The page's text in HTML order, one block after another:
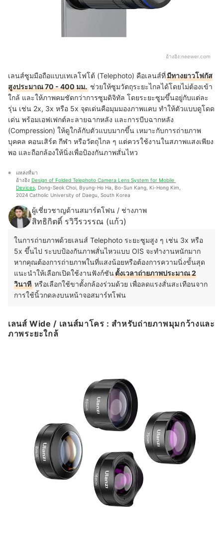
อ้างอิง:neewer.com
เลนส์ซูมมือถือแบบเทเลโฟโต้ (Telephoto) คือเลนส์ที่มีทางยาวโฟกัส
สูงประมาณ 70 - 400 มม. ช่วยให้ซูมวัตถุระยะไกลได้โดยไม่ต้องเข้า
ใกล้ และให้ภาพคมชัดกว่าการซูมดิจิทัล โดยระยะซูมขึ้นอยู่กับแต่ละ
รุ่น เช่น 2x, 3x หรือ 5x จุดเด่นคือมุมมองภาพแคบ ทำให้ตัวแบบดูโดด
เด่น พร้อมเอฟเฟกต์ละลายฉากหลัง และการบีบฉากหลัง
(Compression) ให้ดูใกล้กับตัวแบบมากขึ้น เหมาะกับการถ่ายภาพ
บุคคล คอนเสิร์ต กีฬา หรือวัตถุไกล ๆ แต่ควรใช้งานในสภาพแสงเพียง
พอ และถือกล้องให้นิ่งเพื่อป้องกันภาพสั่นไหว
แหล่งที่มา
อ้างอิง Design of Folded Telephoto Camera Lens System for Mobile
Devices , Dong-Seok Choi, Byung-Ho Ha, Bo-Sun Kang, Ki-Hong Kim,
2024 Catholic University of Daegu, South Korea
ผู้เชี่ยวชาญด้านสมาร์ตโฟน / ช่างภาพ
สิทธิกิตติ์ รวิวีรวรรณ (แก้ว)
ในการถ่ายภาพด้วยเลนส์ Telephoto ระยะซูมสูง ๆ เช่น 3x หรือ
5x ขึ้นไป ระบบป้องกันภาพสั่นไหวแบบ OIS จะทำงานหนักมาก
หากคุณต้องการถ่ายภาพในที่แสงน้อยหรือต้องการความนิ่งขั้นสุด
แนะนำให้เลือกเปิดใช้งานฟังก์ชันตั้งเวลาถ่ายภาพประมาณ 2
วินาที หรือเลือกใช้ขาตั้งกล้องร่วมด้วย เพื่อลดแรงสั่นสะเทือนจาก
การใช้นิ้วกดลงบนหน้าจอสมาร์ทโฟน
เลนส์ Wide / เลนส์มาโคร : สำหรับถ่ายภาพมุมกว้างและ
ภาพระยะใกล้